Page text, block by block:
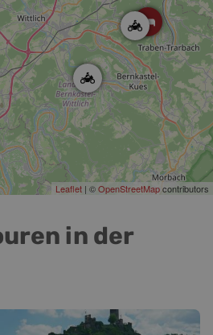
Leaflet | ©OpenStreetMapcontributors
in der